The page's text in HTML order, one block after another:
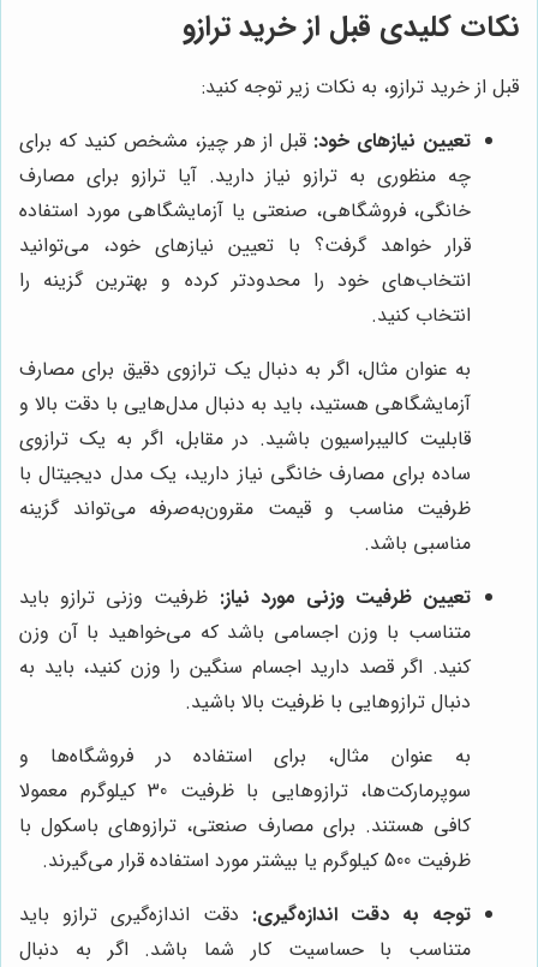
نکات کلیدی قبل از خرید ترازو
قبل از خرید ترازو، به نکات زیر توجه کنید:
تعیین نیازهای خود: قبل از هر چیز، مشخص کنید که برای
چه منظوری به ترازو نیاز دارید. آیا ترازو برای مصارف
خانگی، فروشگاهی، صنعتی یا آزمایشگاهی مورد استفاده
قرار خواهد گرفت؟ با تعیین نیازهای خود، می‌توانید
انتخاب‌های خود را محدودتر کرده و بهترین گزینه را
انتخاب کنید.
به عنوان مثال، اگر به دنبال یک ترازوی دقیق برای مصارف
آزمایشگاهی هستید، باید به دنبال مدل‌هایی با دقت بالا و
قابلیت کالیبراسیون باشید. در مقابل، اگر به یک ترازوی
ساده برای مصارف خانگی نیاز دارید، یک مدل دیجیتال با
ظرفیت مناسب و قیمت مقرون‌به‌صرفه می‌تواند گزینه
مناسبی باشد.
تعیین ظرفیت وزنی مورد نیاز: ظرفیت وزنی ترازو باید
متناسب با وزن اجسامی باشد که می‌خواهید با آن وزن
کنید. اگر قصد دارید اجسام سنگین را وزن کنید، باید به
دنبال ترازوهایی با ظرفیت بالا باشید.
به عنوان مثال، برای استفاده در فروشگاه‌ها و
سوپرمارکت‌ها، ترازوهایی با ظرفیت 30 کیلوگرم معمولا
کافی هستند. برای مصارف صنعتی، ترازوهای باسکول با
ظرفیت 500 کیلوگرم یا بیشتر مورد استفاده قرار می‌گیرند.
توجه به دقت اندازه‌گیری: دقت اندازه‌گیری ترازو باید
متناسب با حساسیت کار شما باشد. اگر به دنبال